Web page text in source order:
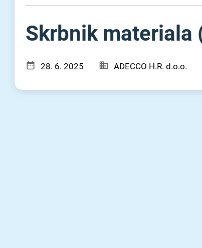
Skrbnik materiala
28. 6. 2025 ADECCO H.R. d.o.o.